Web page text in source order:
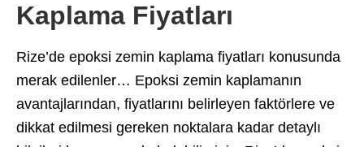
Kaplama Fiyatları
Rize’de epoksi zemin kaplama fiyatları konusunda
merak edilenler… Epoksi zemin kaplamanın
avantajlarından, fiyatlarını belirleyen faktörlere ve
dikkat edilmesi gereken noktalara kadar detaylı